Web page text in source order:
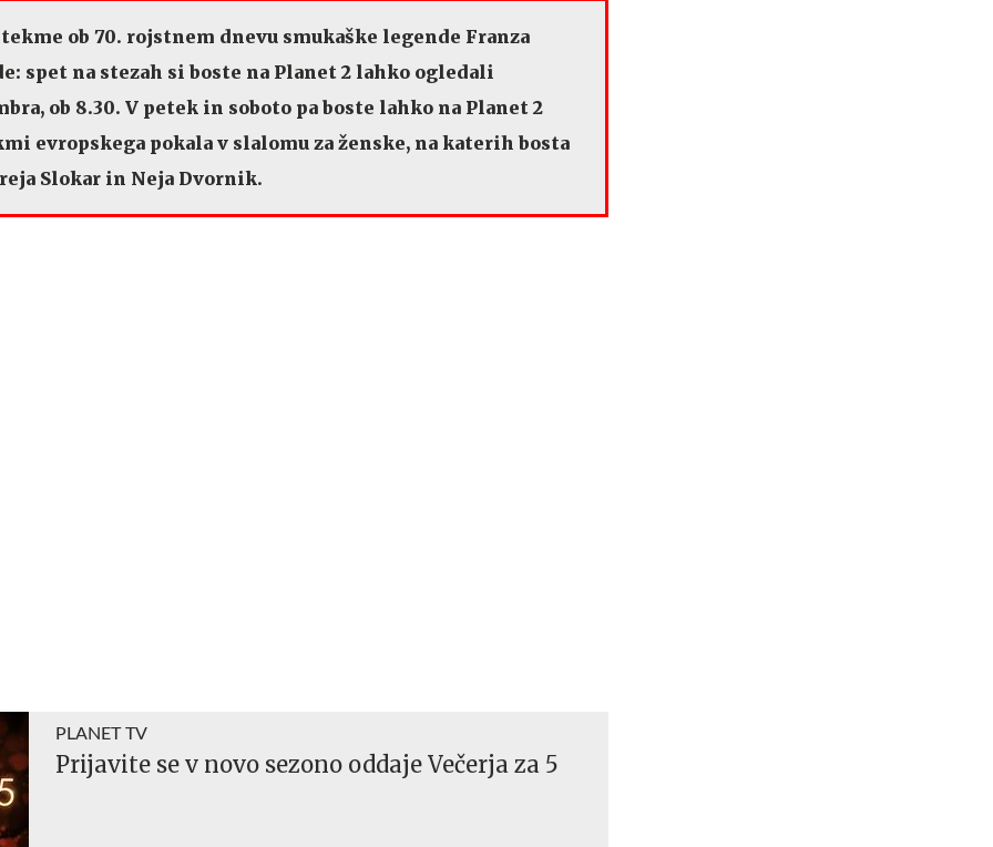
ob 70. rojstnem dnevu smukaške legende Franza
spet na stezah si boste na Planet 2 lahko ogledali
ob 8.30. V petek in soboto pa boste lahko na Planet 2
evropskega pokala v slalomu za ženske, na katerih bosta
Slokar in Neja Dvornik.
PLANET TV
Prijavite se v novo sezono oddaje Večerja za 5